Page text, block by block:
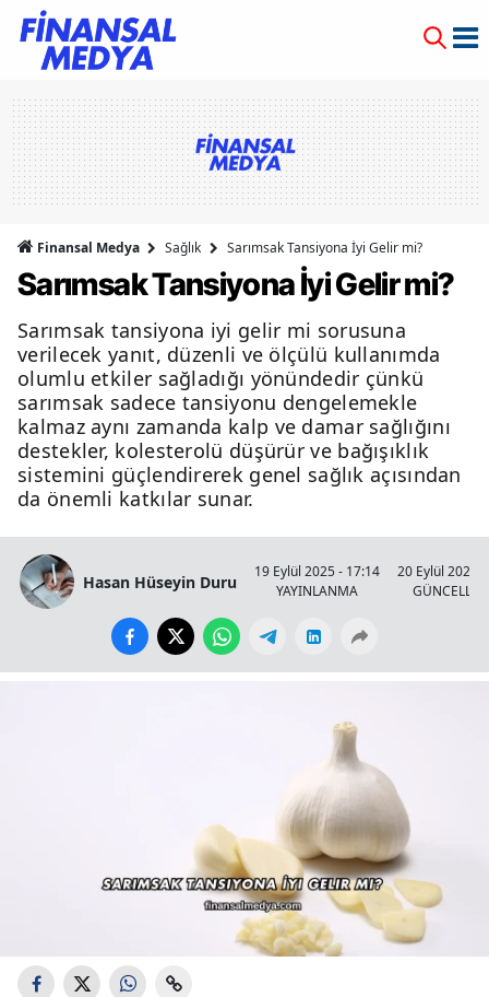
Finansal Medya Sağlık Sarımsak Tansiyona İyi Gelir mi?
Sarımsak Tansiyona İyi Gelir mi?
Sarımsak tansiyona iyi gelir mi sorusuna
verilecek yanıt, düzenli ve ölçülü kullanımda
olumlu etkiler sağladığı yönündedir çünkü
sarımsak sadece tansiyonu dengelemekle
kalmaz aynı zamanda kalp ve damar sağlığını
destekler, kolesterolü düşürür ve bağışıklık
sistemini güçlendirerek genel sağlık açısından
da önemli katkılar sunar.
Hasan Hüseyin Duru
19 Eylül 2025 - 17:14
YAYINLANMA
20 Eylül 2025